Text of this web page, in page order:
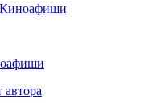
Киноафиши